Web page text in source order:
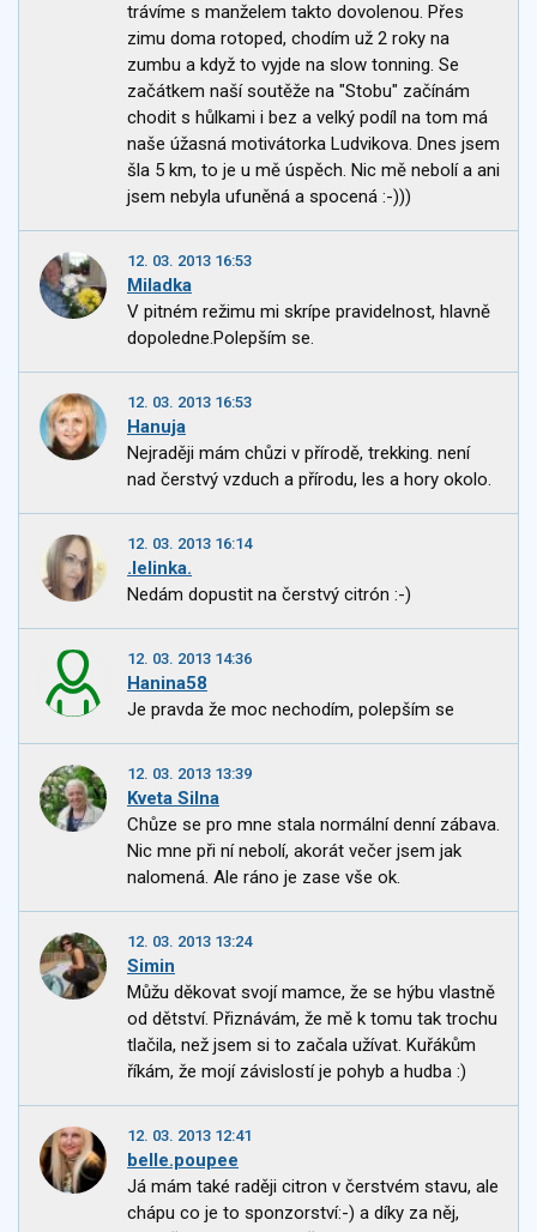
trávíme s manželem takto dovolenou. Přes
zimu doma rotoped, chodím už 2 roky na
zumbu a když to vyjde na slow tonning. Se
začátkem naší soutěže na "Stobu" začínám
chodit s hůlkami i bez a velký podíl na tom má
naše úžasná motivátorka Ludvikova. Dnes jsem
šla 5 km, to je u mě úspěch. Nic mě nebolí a ani
jsem nebyla ufuněná a spocená :-)))
12. 03. 2013 16:53
Miladka
V pitném režimu mi skrípe pravidelnost, hlavně
dopoledne.Polepším se.
12. 03. 2013 16:53
Hanuja
Nejraději mám chůzi v přírodě, trekking. není
nad čerstvý vzduch a přírodu, les a hory okolo.
12. 03. 2013 16:14
.lelinka.
Nedám dopustit na čerstvý citrón :-)
12. 03. 2013 14:36
Hanina58
Je pravda že moc nechodím, polepším se
12. 03. 2013 13:39
Kveta Silna
Chůze se pro mne stala normální denní zábava.
Nic mne při ní nebolí, akorát večer jsem jak
nalomená. Ale ráno je zase vše ok.
12. 03. 2013 13:24
Simin
Můžu děkovat svojí mamce, že se hýbu vlastně
od dětství. Přiznávám, že mě k tomu tak trochu
tlačila, než jsem si to začala užívat. Kuřákům
říkám, že mojí závislostí je pohyb a hudba :)
12. 03. 2013 12:41
belle.poupee
Já mám také raději citron v čerstvém stavu, ale
chápu co je to sponzorství:-) a díky za něj,